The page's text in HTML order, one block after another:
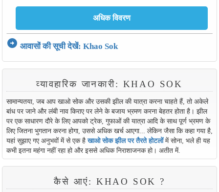
arrow_circle_right आवासों की सूची देखें: Khao Sok
व्यावहारिक जानकारी: KHAO SOK
सामान्यतया, जब आप खाओ सोक और उसकी झील की यात्रा करना चाहते हैं, तो अकेले
बांध पर जाने और लंबी नाव किराए पर लेने के बजाय भ्रमण करना बेहतर होता है। झील
पर एक साधारण दौरे के लिए आपको ट्रेक, गुफाओं की यात्रा आदि के साथ पूर्ण भ्रमण के
लिए जितना भुगतान करना होगा, उससे अधिक खर्च आएगा... लेकिन जैसा कि कहा गया है,
यहां सुझाए गए अनुभवों में से एक हैखाओ सोक झील पर तैरते होटलोंमें सोना, भले ही यह
कभी इतना महंगा नहीं रहा हो और इससे अधिक निराशाजनक हो। अतीत में.
कैसे आएं: KHAO SOK ?